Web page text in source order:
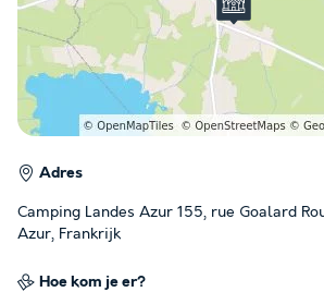
Adres
Camping Landes Azur 155, rue Goalard
Azur, Frankrijk
Hoe kom je er?